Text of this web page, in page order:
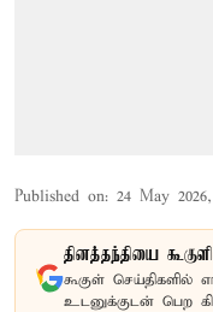
Published on: 24 May
தினத்தந்தியை
கூகுள் செய்திகளில்
உடனுக்குடன் பெற